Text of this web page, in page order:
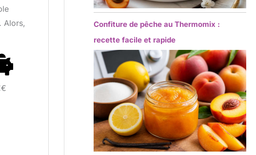
Alors,
Confiture de pêche au Thermomix :
recette facile et rapide